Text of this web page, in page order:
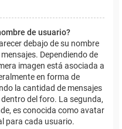
de usuario?
debajo de su nombre
Dependiendo de
imagen está asociada a
en forma de
la cantidad de mensajes
del foro. La segunda,
es conocida como avatar
para cada usuario.